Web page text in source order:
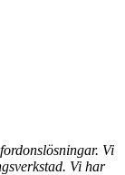
Vi
Vi har